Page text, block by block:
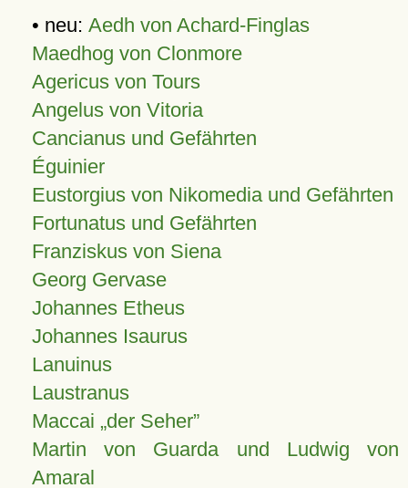
• neu: Aedh von Achard-Finglas
Maedhog von Clonmore
Agericus von Tours
Angelus von Vitoria
Cancianus und Gefährten
Éguinier
Eustorgius von Nikomedia und Gefährten
Fortunatus und Gefährten
Franziskus von Siena
Georg Gervase
Johannes Etheus
Johannes Isaurus
Lanuinus
Laustranus
Maccai „der Seher”
Martin von Guarda und Ludwig von
Amaral